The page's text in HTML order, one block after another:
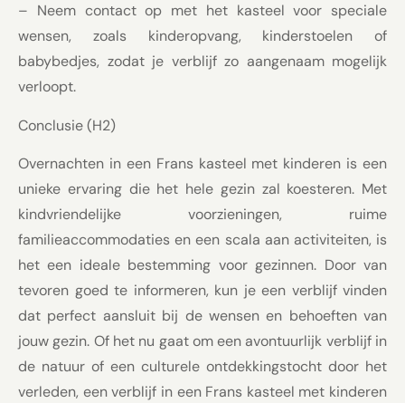
– Neem contact op met het kasteel voor speciale
wensen, zoals kinderopvang, kinderstoelen of
babybedjes, zodat je verblijf zo aangenaam mogelijk
verloopt.
Conclusie (H2)
Overnachten in een Frans kasteel met kinderen is een
unieke ervaring die het hele gezin zal koesteren. Met
kindvriendelijke voorzieningen, ruime
familieaccommodaties en een scala aan activiteiten, is
het een ideale bestemming voor gezinnen. Door van
tevoren goed te informeren, kun je een verblijf vinden
dat perfect aansluit bij de wensen en behoeften van
jouw gezin. Of het nu gaat om een avontuurlijk verblijf in
de natuur of een culturele ontdekkingstocht door het
verleden, een verblijf in een Frans kasteel met kinderen